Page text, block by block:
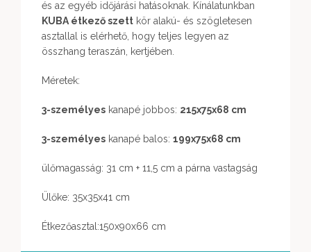
és az egyéb időjárási hatásoknak. Kínálatunkban
KUBA étkező szett kör alakú- és szögletesen
asztallal is elérhető, hogy teljes legyen az
összhang teraszán, kertjében.
Méretek:
3-személyes kanapé jobbos: 215x75x68 cm
3-személyes kanapé balos: 199x75x68 cm
ülőmagasság: 31 cm + 11,5 cm a párna vastagság
Ülőke: 35x35x41 cm
Étkezőasztal:150x90x66 cm